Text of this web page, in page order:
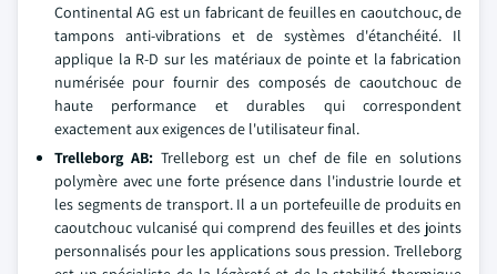
Continental AG est un fabricant de feuilles en caoutchouc, de
tampons anti-vibrations et de systèmes d'étanchéité. Il
applique la R-D sur les matériaux de pointe et la fabrication
numérisée pour fournir des composés de caoutchouc de
haute performance et durables qui correspondent
exactement aux exigences de l'utilisateur final.
Trelleborg AB: Trelleborg est un chef de file en solutions
polymère avec une forte présence dans l'industrie lourde et
les segments de transport. Il a un portefeuille de produits en
caoutchouc vulcanisé qui comprend des feuilles et des joints
personnalisés pour les applications sous pression. Trelleborg